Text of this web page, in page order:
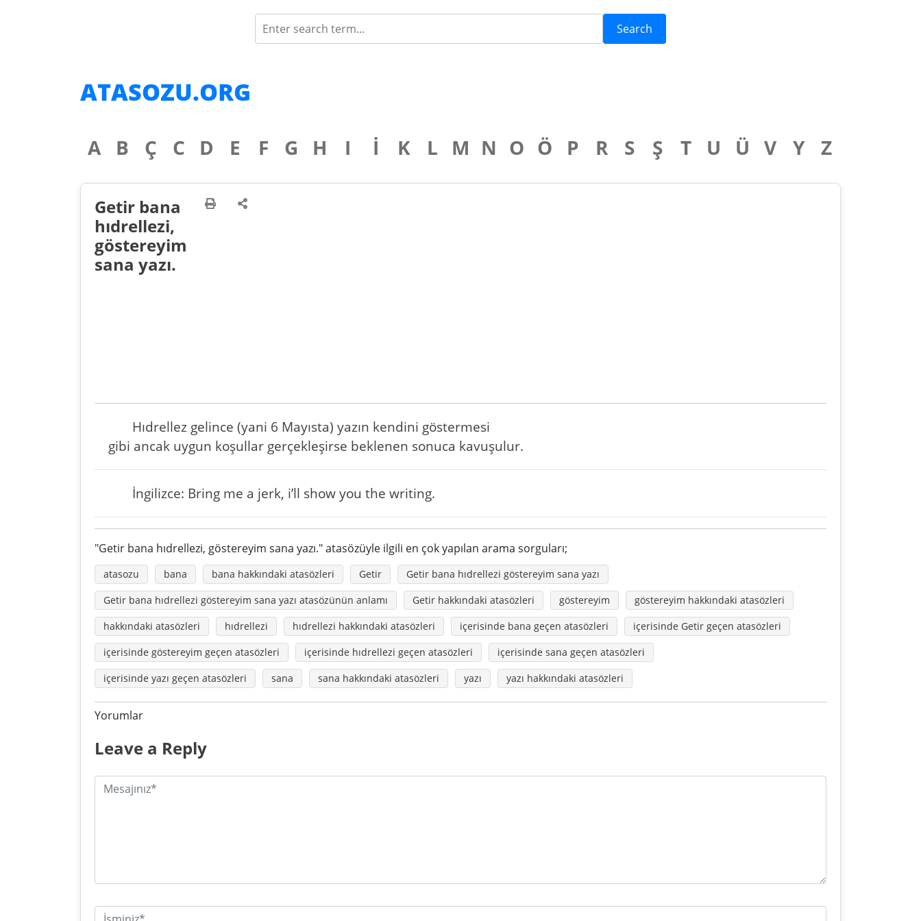
Search
ATASOZU.ORG
A B Ç C D E F G H I İ K L M N O Ö P R S Ş T U Ü V Y Z
Getir bana
hıdrellezi,
göstereyim
sana yazı.
Hıdrellez gelince (yani 6 Mayısta) yazın kendini göstermesi
gibi ancak uygun koşullar gerçekleşirse beklenen sonuca kavuşulur.
İngilizce: Bring me a jerk, i’ll show you the writing.
"Getir bana hıdrellezi, göstereyim sana yazı." atasözüyle ilgili en çok yapılan arama sorguları;
atasozu bana bana hakkındaki atasözleri Getir
Getir bana hıdrellezi göstereyim sana yazı
Getir bana hıdrellezi göstereyim sana yazı atasözünün anlamı
Getir hakkındaki atasözleri göstereyim
göstereyim hakkındaki atasözleri
hakkındaki atasözleri
hıdrellezi hıdrellezi hakkındaki atasözleri içerisinde bana geçen atasözleri
içerisinde Getir geçen atasözleri
içerisinde göstereyim geçen atasözleri
içerisinde hıdrellezi geçen atasözleri
içerisinde sana geçen atasözleri
içerisinde yazı geçen atasözleri
sana sana hakkındaki atasözleri yazı yazı hakkındaki atasözleri
Yorumlar
Leave a Reply